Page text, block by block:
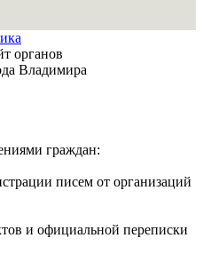
органов
Владимира
граждан:
писем от организаций
и официальной переписки